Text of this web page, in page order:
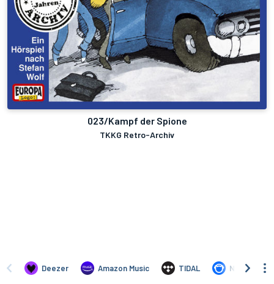
023/Kampf der Spione
TKKG Retro-Archiv
Deezer Amazon Music TIDAL Napster